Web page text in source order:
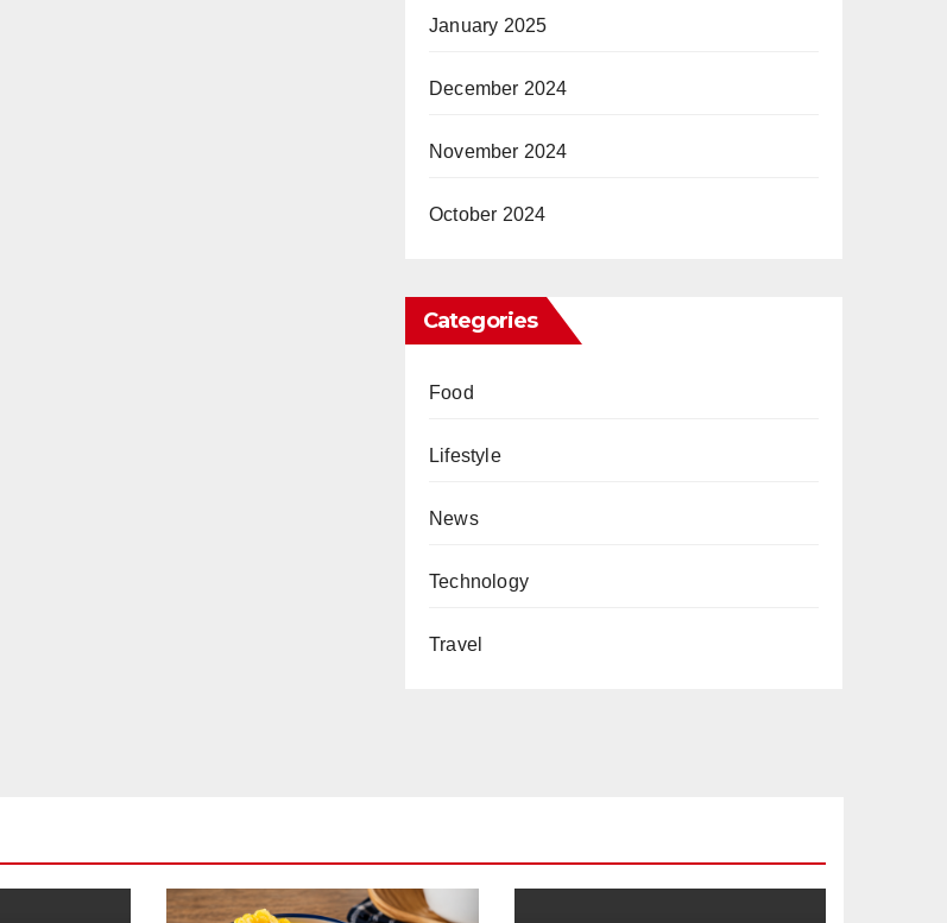
January 2025
December 2024
November 2024
October 2024
Categories
Food
Lifestyle
News
Technology
Travel